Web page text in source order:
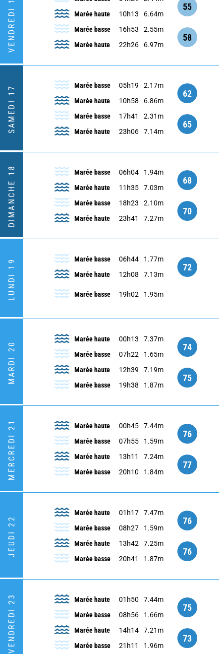
VENDREDI 16
Marée haute
10h13 6.64m
55
Marée basse 16h53
2.55m
Marée haute
22h26 6.97m
58
SAMEDI 17 Marée basse 05h19
2.17m
Marée haute
10h58 6.86m
62
Marée basse 17h41
2.31m
Marée haute
23h06 7.14m
65
DIMANCHE 18 Marée basse 06h04
1.94m
Marée haute
11h35 7.03m
68
Marée basse 18h23
2.10m
Marée haute
23h41 7.27m
70
LUNDI 19 Marée basse 06h44
1.77m
Marée haute
12h08 7.13m
72
Marée basse 19h02 1.95m
MARDI 20
Marée haute 00h13
7.37m
Marée basse
07h22 1.65m
74
Marée haute 12h39
7.19m
Marée basse
19h38 1.87m
75
MERCREDI 21 Marée haute 00h45
7.44m
Marée basse
07h55 1.59m
76
Marée haute 13h11
7.24m
Marée basse
20h10 1.84m
77
JEUDI 22
Marée haute 01h17
7.47m
Marée basse
08h27 1.59m
76
Marée haute 13h42
7.25m
Marée basse
20h41 1.87m
76
VENDREDI 23 Marée haute 01h50
7.44m
Marée basse
08h56 1.66m
75
Marée haute 14h14
7.21m
Marée basse
21h11 1.96m
73